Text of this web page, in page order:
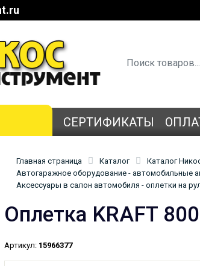
СЕРТИФИКАТЫ
Главная страница Каталог
Каталог
Автогаражное оборудование - автомобильные
Аксессуары в салон автомобиля - оплетки на
Оплетка KRAFT
Артикул: 15966377